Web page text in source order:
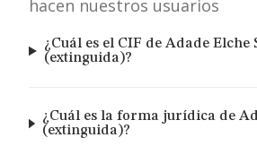
hacen nuestros usuarios
¿Cuál es el CIF de Adade Elche
(extinguida)?
¿Cuál es la forma jurídica de
(extinguida)?